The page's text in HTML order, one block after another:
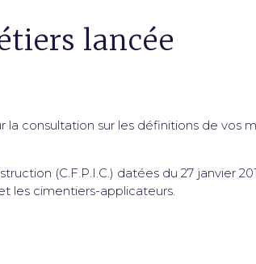
lancée
consultation sur les définitions de vos
(C.F.P.I.C.) datées du 27 janvier
les cimentiers-applicateurs.